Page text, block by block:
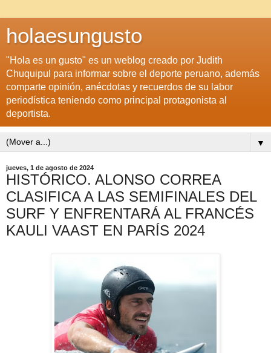
holaesungusto
"Hola es un gusto" es un weblog creado por Judith
Chuquipul para informar sobre el deporte peruano, además
comparte opinión, anécdotas y recuerdos de su labor
periodística teniendo como principal protagonista al
deportista.
▼
jueves, 1 de agosto de 2024
HISTÓRICO. ALONSO CORREA
CLASIFICA A LAS SEMIFINALES DEL
SURF Y ENFRENTARÁ AL FRANCÉS
KAULI VAAST EN PARÍS 2024